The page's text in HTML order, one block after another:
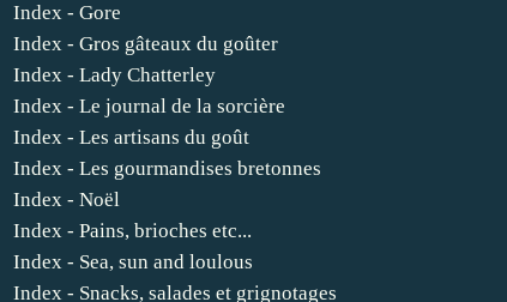
Index - Gore
Index - Gros gâteaux du goûter
Index - Lady Chatterley
Index - Le journal de la sorcière
Index - Les artisans du goût
Index - Les gourmandises bretonnes
Index - Noël
Index - Pains, brioches etc...
Index - Sea, sun and loulous
Index - Snacks, salades et grignotages